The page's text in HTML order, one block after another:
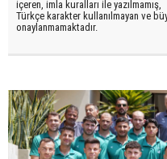
içeren, imla kuralları ile yazılmamış,
Türkçe karakter kullanılmayan ve
onaylanmamaktadır.